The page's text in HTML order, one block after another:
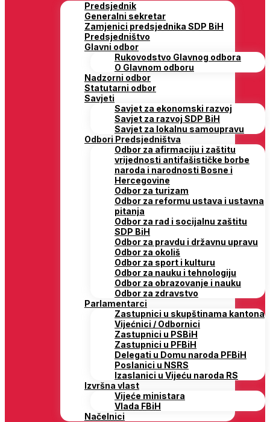
Predsjednik
Generalni sekretar
Zamjenici predsjednika SDP BiH
Predsjedništvo
Glavni odbor
Rukovodstvo Glavnog odbora
O Glavnom odboru
Nadzorni odbor
Statutarni odbor
Savjeti
Savjet za ekonomski razvoj
Savjet za razvoj SDP BiH
Savjet za lokalnu samoupravu
Odbori Predsjedništva
Odbor za afirmaciju i zaštitu
vrijednosti antifašističke borbe
naroda i narodnosti Bosne i
Hercegovine
Odbor za turizam
Odbor za reformu ustava i ustavna
pitanja
Odbor za rad i socijalnu zaštitu
SDP BiH
Odbor za pravdu i državnu upravu
Odbor za okoliš
Odbor za sport i kulturu
Odbor za nauku i tehnologiju
Odbor za obrazovanje i nauku
Odbor za zdravstvo
Parlamentarci
Zastupnici u skupštinama kantona
Vijećnici / Odbornici
Zastupnici u PSBiH
Zastupnici u PFBiH
Delegati u Domu naroda PFBiH
Poslanici u NSRS
Izaslanici u Vijeću naroda RS
Izvršna vlast
Vijeće ministara
Vlada FBiH
Načelnici